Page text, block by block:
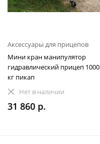
Аксессуары для прицепов
Мини кран манипулятор
гидравлический прицеп 1000
кг пикап
Нет в наличии
31 860 р.